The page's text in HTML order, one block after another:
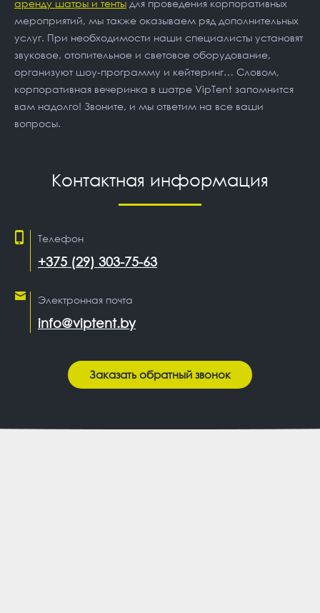
аренду шатры и тенты для проведения корпоративных
мероприятий, мы также оказываем ряд дополнительных
услуг. При необходимости наши специалисты установят
звуковое, отопительное и световое оборудование,
организуют шоу-программу и кейтеринг… Словом,
корпоративная вечеринка в шатре VipTent запомнится
вам надолго! Звоните, и мы ответим на все ваши
вопросы.
Контактная информация
Телефон
+375 (29) 303-75-63
Электронная почта
info@viptent.by
Заказать обратный звонок